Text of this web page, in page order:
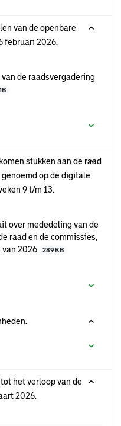
van de openbare
februari 2026.
de raadsvergadering
stukken aan de raad
op de digitale
9 t/m 13.
over mededeling van de
raad en de commissies,
van 2026
289 KB
het verloop van de
2026.